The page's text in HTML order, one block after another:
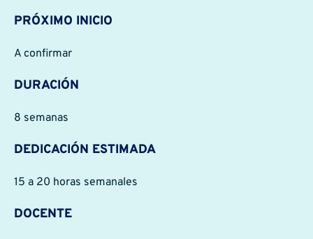
PRÓXIMO INICIO
A confirmar
DURACIÓN
8 semanas
DEDICACIÓN ESTIMADA
15 a 20 horas semanales
DOCENTE